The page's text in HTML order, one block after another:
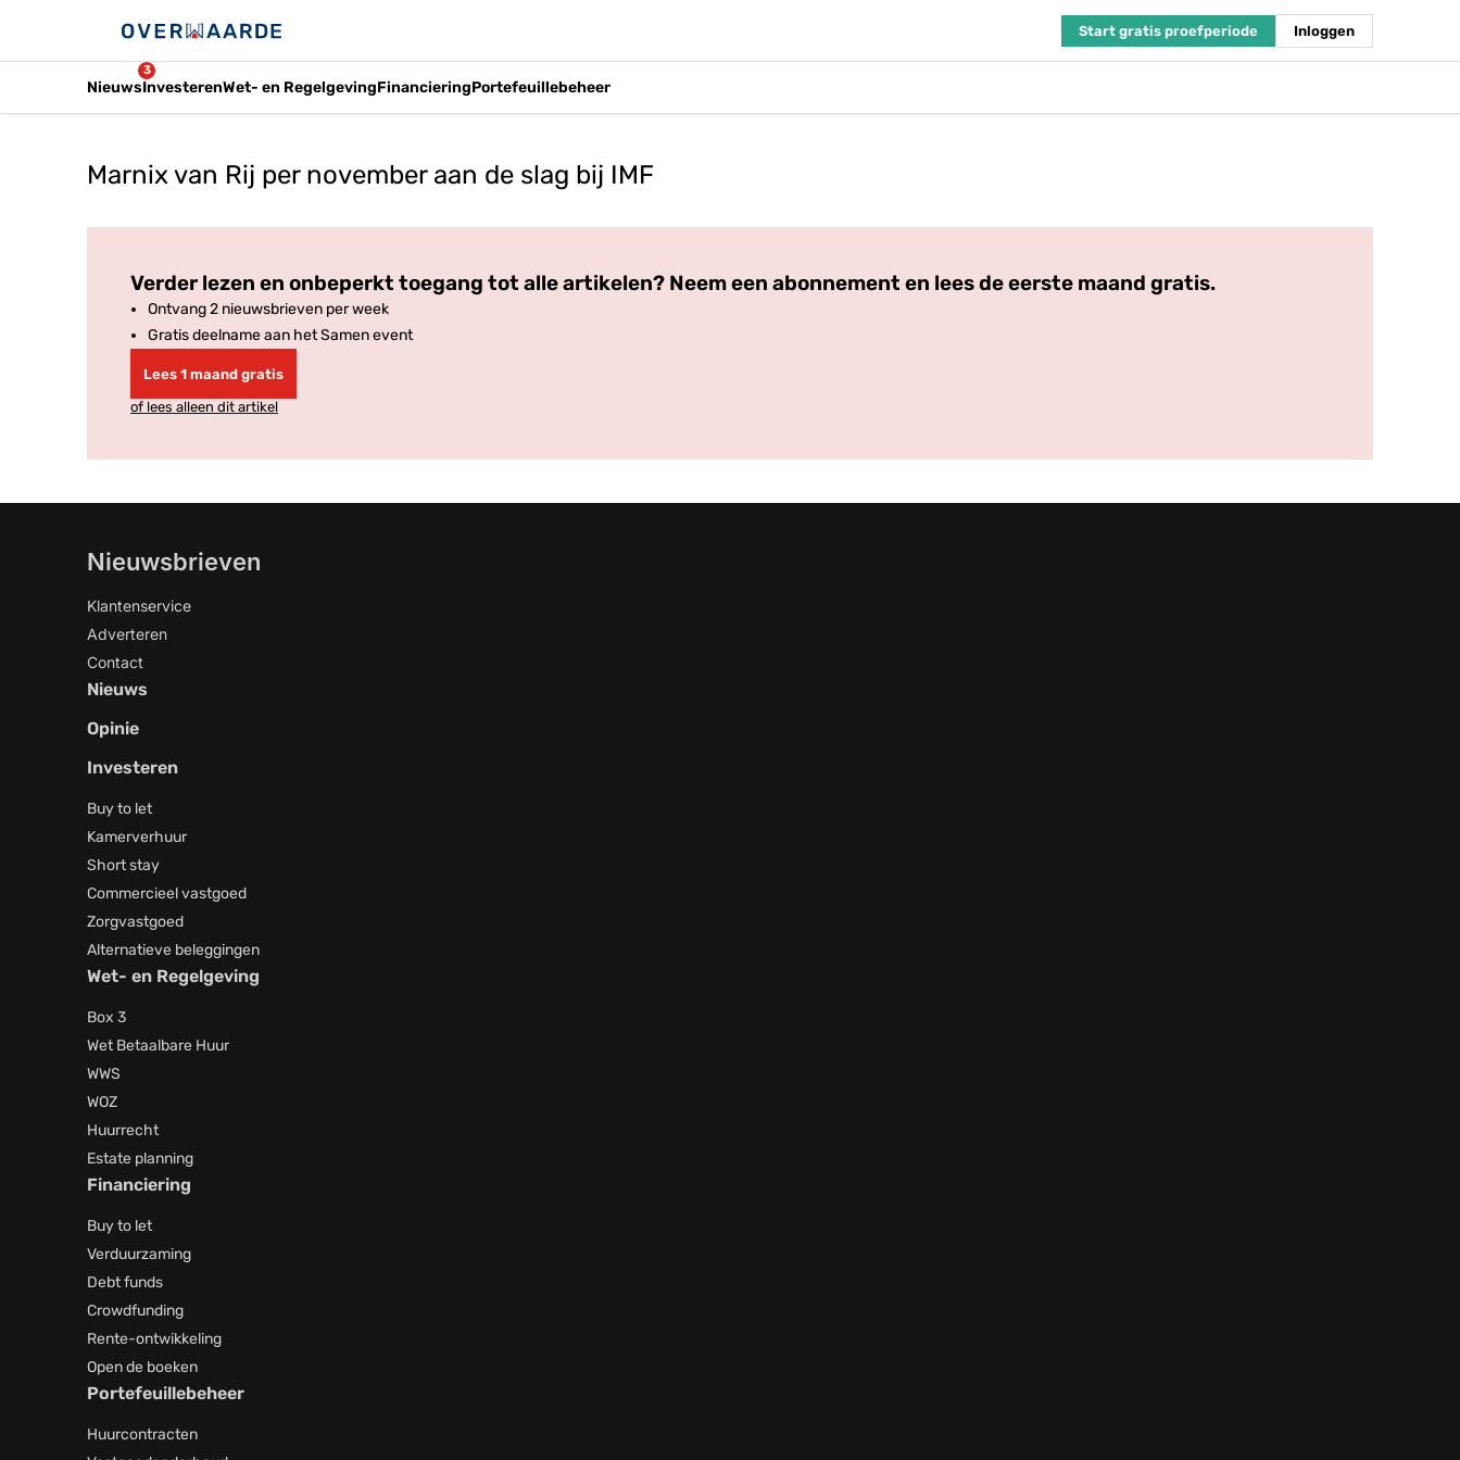
Start gratis proefperiode Inloggen
Nieuws
3
InvesterenWet- en RegelgevingFinancieringPortefeuillebeheer
Marnix van Rij per november aan de slag bij IMF
Verder lezen en onbeperkt toegang tot alle artikelen? Neem een abonnement en lees de eerste maand gratis.
Ontvang 2 nieuwsbrieven per week
Gratis deelname aan het Samen event
Lees 1 maand gratis
of lees alleen dit artikel
Nieuwsbrieven
Klantenservice
Adverteren
Contact
Nieuws
Opinie
Investeren
Buy to let
Kamerverhuur
Short stay
Commercieel vastgoed
Zorgvastgoed
Alternatieve beleggingen
Wet- en Regelgeving
Box 3
Wet Betaalbare Huur
WWS
WOZ
Huurrecht
Estate planning
Financiering
Buy to let
Verduurzaming
Debt funds
Crowdfunding
Rente-ontwikkeling
Open de boeken
Portefeuillebeheer
Huurcontracten